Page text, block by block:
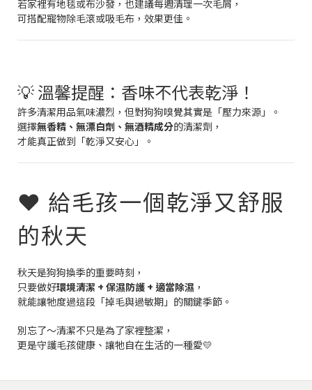
若家裡有地毯或布沙發，也建議每週清理一次毛屑，
可搭配寵物除毛滾或吸毛布，效果更佳。
💡 溫馨提醒：香味不代表乾淨！
許多清潔用品氣味濃烈，但對狗狗嗅覺其實是「壓力來源」。
選擇無香精、無漂白劑、無酒精成分的清潔劑，
才能真正做到「乾淨又安心」。
❤️ 給毛孩一個乾淨又舒服
的秋天
秋天是狗狗換季的重要時刻，
只要做好環境清潔 + 保濕防護 + 適當除濕 ，
就能讓牠度過這段「掉毛與過敏期」的關鍵季節。
別忘了～清潔不只是為了家裡整潔，
更是守護毛孩健康、讓牠自在生活的一種愛💛